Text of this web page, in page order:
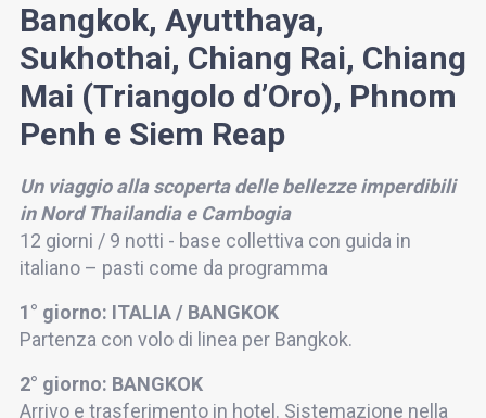
Bangkok, Ayutthaya,
Sukhothai, Chiang Rai, Chiang
Mai (Triangolo d’Oro), Phnom
Penh e Siem Reap
Un viaggio alla scoperta delle bellezze imperdibili
in Nord Thailandia e Cambogia
12 giorni / 9 notti - base collettiva con guida in
italiano – pasti come da programma
1° giorno: ITALIA / BANGKOK
Partenza con volo di linea per Bangkok.
2° giorno: BANGKOK
Arrivo e trasferimento in hotel. Sistemazione nella